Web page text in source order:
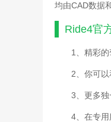
均由CAD数据
Ride4官
1、精彩
2、你可
3、更多独
4、在专用